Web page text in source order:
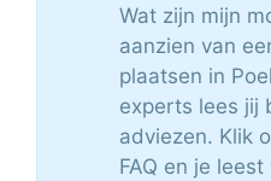
Wat zijn mijn
aanzien van
plaatsen in
experts lees jij
adviezen. Klik
FAQ en je